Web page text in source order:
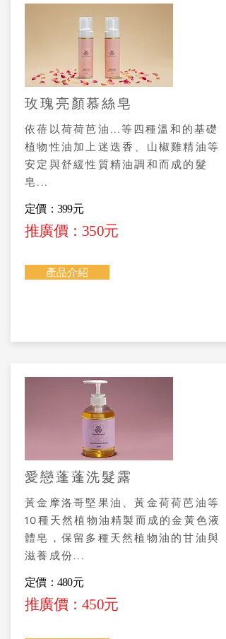
玫瑰亮顏慕絲皂
依蓓以荷荷芭油...等四種溫和的基礎
植物性油加上迷迭香、山椒雞精油等
安定與舒緩性質精油調和而成的髮
皂...
定價：399元
推廣價：350元
產品介紹
愛戀蓬蓬洗髮露
黃金摩洛哥堅果油、黃金荷荷芭油等
10種天然植物油精製而成的金黃色液
體皂，保留多種天然植物油的甘油與
滋養成份...
定價：480元
推廣價：450元